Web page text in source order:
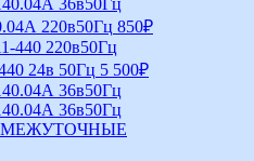
220в50Гц 850₽
24в 50Гц 5 500₽